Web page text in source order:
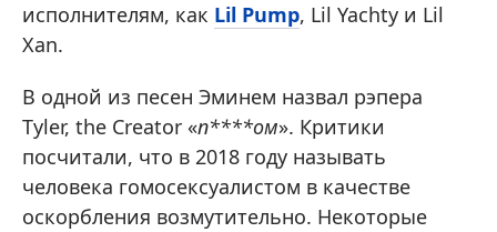
исполнителям, как Lil Pump, Lil Yachty и Lil
Xan.
В одной из песен Эминем назвал рэпера
Tyler, the Creator «п****ом». Критики
посчитали, что в 2018 году называть
человека гомосексуалистом в качестве
оскорбления возмутительно. Некоторые